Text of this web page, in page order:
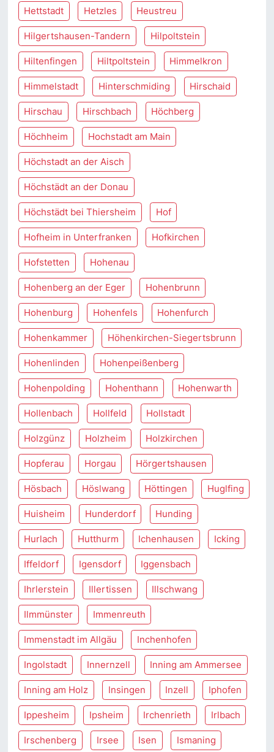
Hettstadt Hetzles Heustreu
Hilgertshausen-Tandern Hilpoltstein
Hiltenfingen Hiltpoltstein Himmelkron
Himmelstadt Hinterschmiding Hirschaid
Hirschau Hirschbach Höchberg
Höchheim Hochstadt am Main
Höchstadt an der Aisch
Höchstädt an der Donau
Höchstädt bei Thiersheim Hof
Hofheim in Unterfranken Hofkirchen
Hofstetten Hohenau
Hohenberg an der Eger Hohenbrunn
Hohenburg Hohenfels Hohenfurch
Hohenkammer Höhenkirchen-Siegertsbrunn
Hohenlinden Hohenpeißenberg
Hohenpolding Hohenthann Hohenwarth
Hollenbach Hollfeld Hollstadt
Holzgünz Holzheim Holzkirchen
Hopferau Horgau Hörgertshausen
Hösbach Höslwang Höttingen Huglfing
Huisheim Hunderdorf Hunding
Hurlach Hutthurm Ichenhausen Icking
Iffeldorf Igensdorf Iggensbach
Ihrlerstein Illertissen Illschwang
Ilmmünster Immenreuth
Immenstadt im Allgäu Inchenhofen
Ingolstadt Innernzell Inning am Ammersee
Inning am Holz Insingen Inzell Iphofen
Ippesheim Ipsheim Irchenrieth Irlbach
Irschenberg Irsee Isen Ismaning